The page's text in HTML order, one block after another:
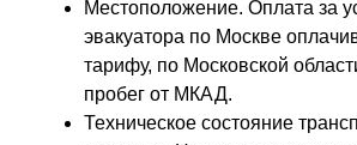
Местоположение. Оплата за
эвакуатора по Москве
тарифу, по Московской
пробег от МКАД.
Техническое состояние